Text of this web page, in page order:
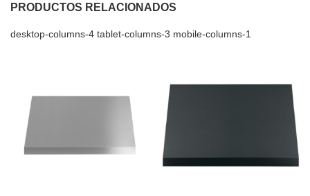
PRODUCTOS RELACIONADOS
desktop-columns-4 tablet-columns-3 mobile-columns-1